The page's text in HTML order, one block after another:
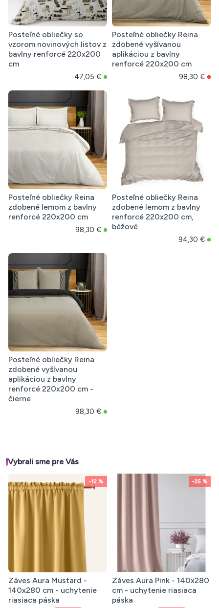
Posteľné obliečky so
vzorom novinových listov z
bavlny renforcé 220x200
cm
47,05 €
Posteľné obliečky Reina
zdobené vyšívanou
aplikáciou z bavlny
renforcé 220x200 cm
98,30 €
Posteľné obliečky Reina
zdobené lemom z bavlny
renforcé 220x200 cm
98,30 €
Posteľné obliečky Reina
zdobené lemom z bavlny
renforcé 220x200 cm,
béžové
94,30 €
Posteľné obliečky Reina
zdobené vyšívanou
aplikáciou z bavlny
renforcé 220x200 cm -
čierne
98,30 €
Vybrali sme pre Vás
-12 %
Záves Aura Mustard -
140x280 cm - uchytenie
riasiaca páska
-25 %
Záves Aura Pink - 140x280
cm - uchytenie riasiaca
páska